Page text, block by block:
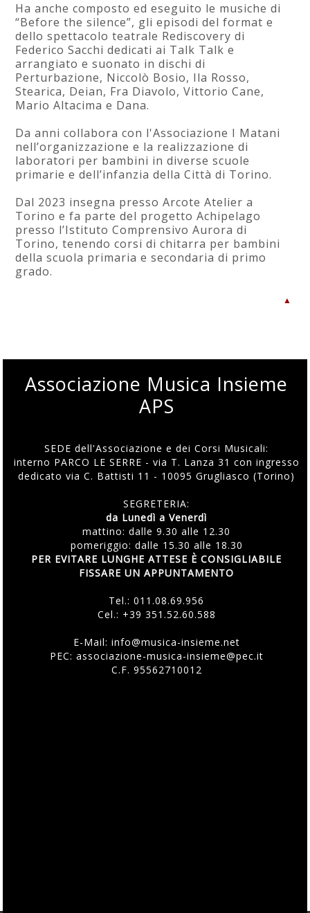
Ha anche composto ed eseguito le musiche di
“Before the silence”, gli episodi del format e
dello spettacolo teatrale Rediscovery di
Federico Sacchi dedicati ai Talk Talk e
arrangiato e suonato in dischi di
Perturbazione, Niccolò Bosio, Ila Rosso,
Stearica, Deian, Fra Diavolo, Vittorio Cane,
Mario Altacima e Dana.
Da anni collabora con l'Associazione I Matani
nell’organizzazione e la realizzazione di
laboratori per bambini in diverse scuole
primarie e dell’infanzia della Città di Torino.
Dal 2023 insegna presso Arcote Atelier a
Torino e fa parte del progetto Achipelago
presso l’Istituto Comprensivo Aurora di
Torino, tenendo corsi di chitarra per bambini
della scuola primaria e secondaria di primo
grado.
▲
Associazione Musica Insieme
APS
SEDE dell'Associazione e dei Corsi Musicali:
interno PARCO LE SERRE - via T. Lanza 31 con ingresso
dedicato via C. Battisti 11 - 10095 Grugliasco (Torino)
SEGRETERIA:
da Lunedì a Venerdì
mattino: dalle 9.30 alle 12.30
pomeriggio: dalle 15.30 alle 18.30
PER EVITARE LUNGHE ATTESE È CONSIGLIABILE
FISSARE UN APPUNTAMENTO
Tel.:011.08.69.956
Cel.: +39 351.52.60.588
E-Mail: info@musica-insieme.net
PEC: associazione-musica-insieme@pec.it
C.F. 95562710012